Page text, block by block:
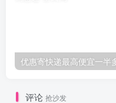
评论 抢沙发